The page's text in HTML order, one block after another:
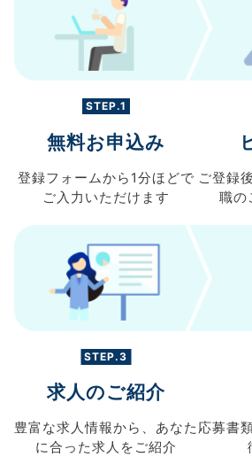
STEP.1
無料お申込み
登録フォームから 1分ほどで
ご入力 いただけます
ご登録後
職の
STEP.3
求人のご紹介
豊富な求人情報から、 あなた
に合った求人を ご紹介
応募書